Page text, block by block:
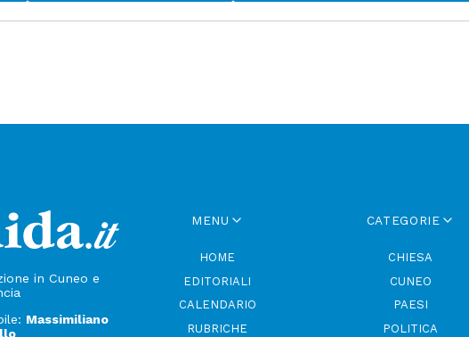
in Cuneo e
Massimiliano
MENU
HOME
EDITORIALI
CALENDARIO
RUBRICHE
CATEGORIE
CHIESA
CUNEO
PAESI
POLITICA